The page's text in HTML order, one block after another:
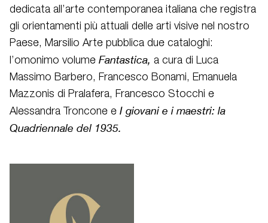
dedicata all’arte contemporanea italiana che registra
gli orientamenti più attuali delle arti visive nel nostro
Paese, Marsilio Arte pubblica due cataloghi:
l’omonimo volume Fantastica, a cura di Luca
Massimo Barbero, Francesco Bonami, Emanuela
Mazzonis di Pralafera, Francesco Stocchi e
Alessandra Troncone e I giovani e i maestri: la
Quadriennale del 1935.